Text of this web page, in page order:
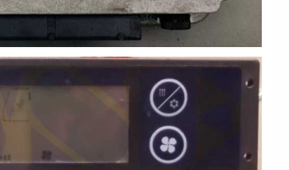
Claas Control Modul K08